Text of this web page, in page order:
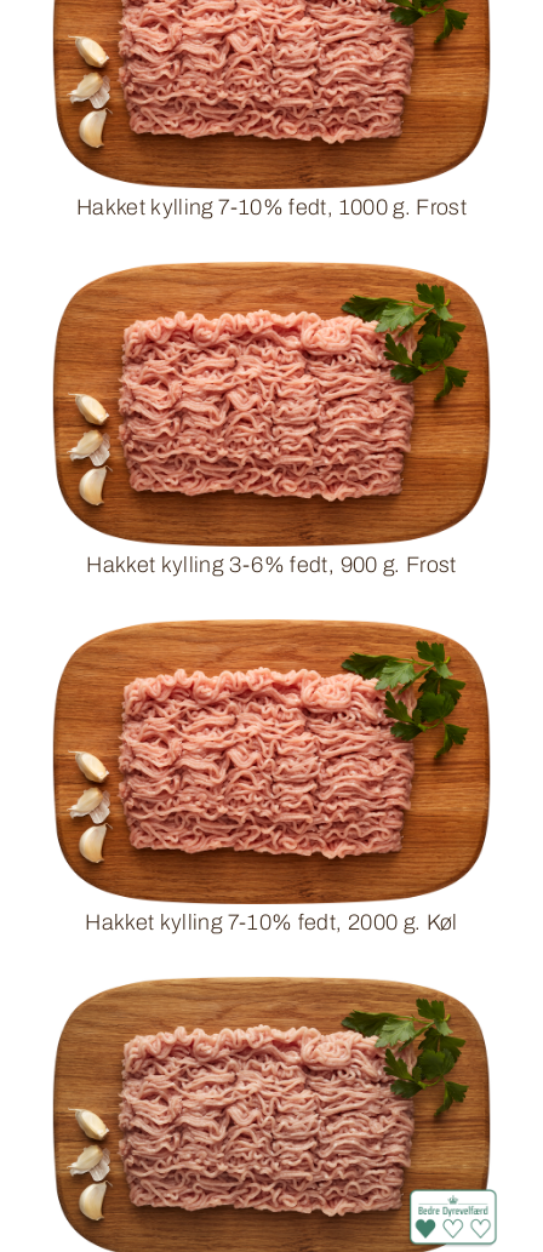
Hakket kylling 7-10% fedt, 1000 g. Frost
Hakket kylling 3-6% fedt, 900 g. Frost
Hakket kylling 7-10% fedt, 2000 g. Køl